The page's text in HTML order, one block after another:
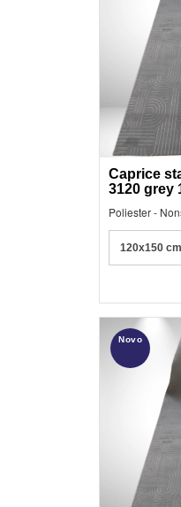
Caprice
3120 grey
Poliester -
120x150 cm
Novo